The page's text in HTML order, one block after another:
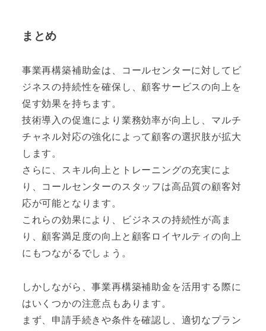
まとめ
事業再構築補助金は、コールセンターに対してビ
ジネスの持続性を確保し、顧客サービスの向上を
促す効果を持ちます。
技術導入の促進により業務効率が向上し、マルチ
チャネル対応の強化によって顧客の選択肢が拡大
します。
さらに、スキル向上とトレーニングの充実によ
り、コールセンターのスタッフは高品質の顧客対
応が可能となります。
これらの効果により、ビジネスの持続性が高ま
り、顧客満足度の向上と顧客ロイヤルティの向上
にもつながるでしょう。
しかしながら、事業再構築補助金を活用する際に
はいくつかの注意点もあります。
まず、申請手続きや条件を確認し、適切なプラン